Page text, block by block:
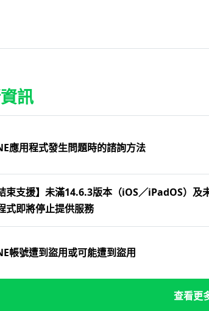
訊
應用程式發生問題時的諮詢方法
結束支援】未滿14.6.3版本（iOS／iPadOS）
式即將停止提供服務
帳號遭到盜用或可能遭到盜用
查看更